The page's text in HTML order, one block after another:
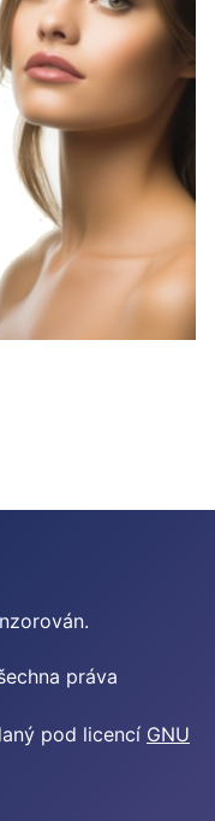
práva
pod licencí GNU